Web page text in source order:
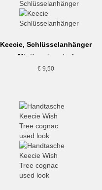
Keecie, Schlüsselanhänger
Minitweet, petrol
€ 9,50